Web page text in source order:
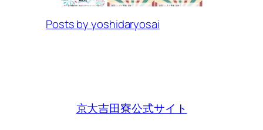
Posts by yoshidaryosai
京大吉田寮公式サイト